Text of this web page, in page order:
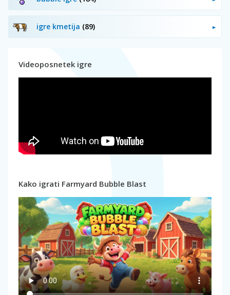
igre kmetija (89)
Videoposnetek igre
Kako igrati Farmyard Bubble Blast